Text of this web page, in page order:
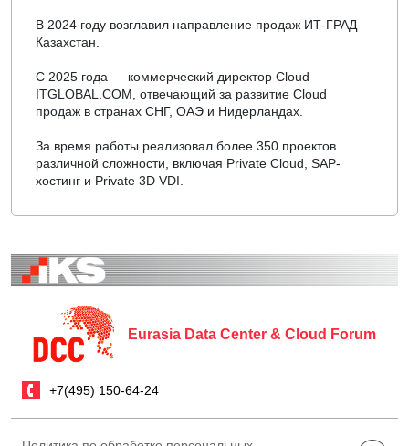
В 2024 году возглавил направление продаж ИТ-ГРАД
Казахстан.
С 2025 года — коммерческий директор Cloud
ITGLOBAL.COM, отвечающий за развитие Cloud
продаж в странах СНГ, ОАЭ и Нидерландах.
За время работы реализовал более 350 проектов
различной сложности, включая Private Cloud, SAP-
хостинг и Private 3D VDI.
Eurasia Data Center & Cloud Forum
+7(495) 150-64-24